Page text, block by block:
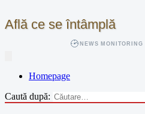
Află ce se întâmplă
NEWS MONITORING
Homepage
Caută după: